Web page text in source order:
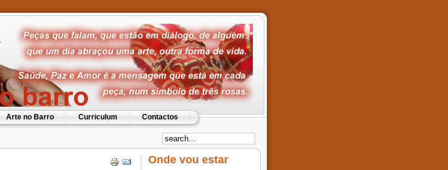
Arte no Barro Curriculum Contactos
Onde vou estar